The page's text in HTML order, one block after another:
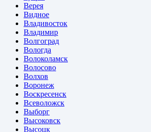
Верея
Видное
Владивосток
Владимир
Волгоград
Вологда
Волоколамск
Волосово
Волхов
Воронеж
Воскресенск
Всеволожск
Выборг
Высоковск
Высоцк